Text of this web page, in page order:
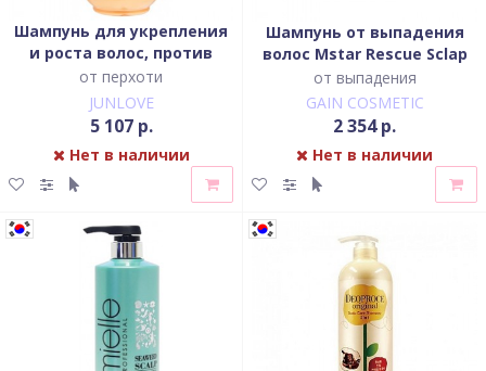
Шампунь для укрепления
и роста волос, против
перхоти
от перхоти
JUNLOVE
5 107 р.
Нет в наличии
Шампунь от выпадения
волос Mstar Rescue Sclap
Shampoo
от выпадения
GAIN COSMETIC
2 354 р.
Нет в наличии